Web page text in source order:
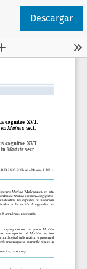
Descargar